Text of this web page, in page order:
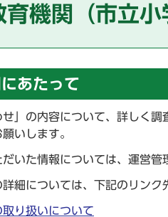
育機関（市立
あたって
せ」の内容について、詳しく
いします。
いた情報については、運営管
詳細については、下記のリンク
り扱いについて